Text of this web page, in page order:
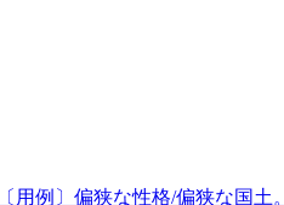
例〕偏狭な性格/偏狭な国土。